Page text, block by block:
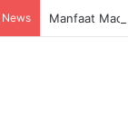
Manfaat